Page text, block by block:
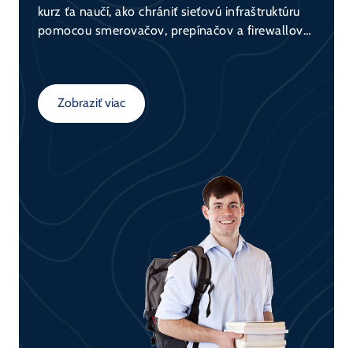
kurz ťa naučí, ako chrániť sieťovú infraštruktúru
pomocou smerovačov, prepínačov a firewallov
konfiguráciu sietí.
Zobraziť viac